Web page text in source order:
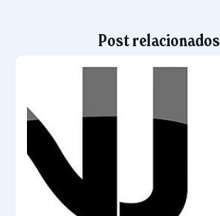
Post relacionados